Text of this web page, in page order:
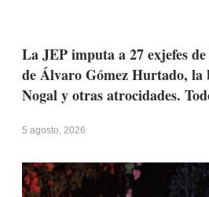
La JEP imputa a 27 exjefes
de Álvaro Gómez Hurtado, la
Nogal y otras atrocidades.
5 agosto, 2026